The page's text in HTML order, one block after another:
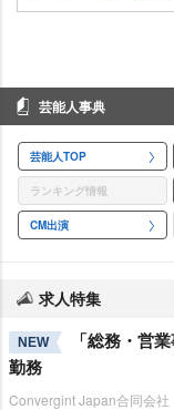
芸能人事典
芸能人TOP
ランキング情報
CM出演
求人特集
NEW
「総務・営
勤務
Convergint Japan合同会社